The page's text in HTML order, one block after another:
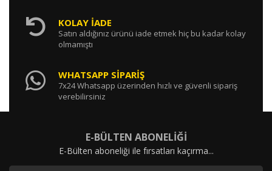
KOLAY İADE
Satın aldığınız ürünü iade etmek hiç bu kadar kolay
olmamıştı
WHATSAPP SİPARİŞ
7x24 Whatsapp üzerinden hızlı ve güvenli sipariş
verebilirsiniz
E-BÜLTEN ABONELİĞİ
E-Bülten aboneliği ile fırsatları kaçırma...